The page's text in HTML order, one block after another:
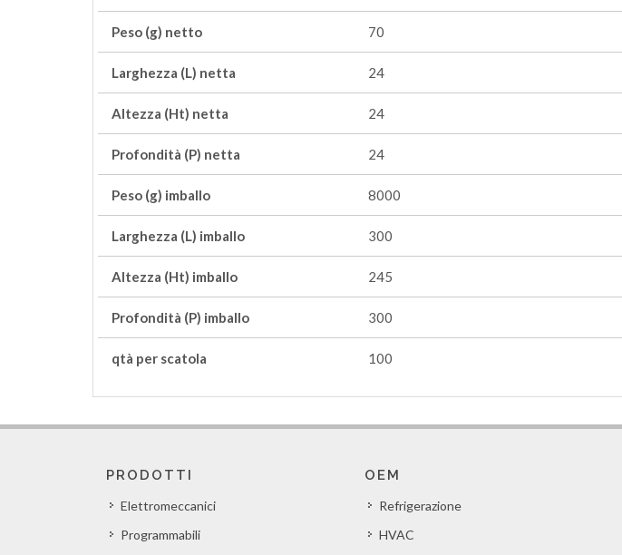
Peso (g) netto 70
Larghezza (L) netta 24
Altezza (Ht) netta 24
Profondità (P) netta 24
Peso (g) imballo 8000
Larghezza (L) imballo 300
Altezza (Ht) imballo 245
Profondità (P) imballo 300
qtà per scatola 100
PRODOTTI
Elettromeccanici
Programmabili
OEM
Refrigerazione
HVAC